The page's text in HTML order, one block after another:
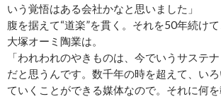
いう覚悟はある会社かなと思いました」
腹を据えて“道楽”を貫く。それを50年続け
大塚オーミ陶業は。
「われわれのやきものは、今でいうサステ
だと思うんです。数千年の時を超えて、い
ていくことができる媒体なので。それに何を